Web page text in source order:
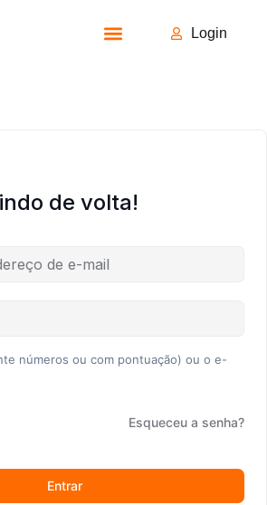
Login
de volta!
números ou com pontuação) ou o e-
Esqueceu a senha?
Entrar